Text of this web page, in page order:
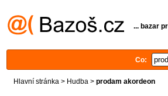
... bazar
Co:
Hlavní stránka > Hudba > prodam akordeon